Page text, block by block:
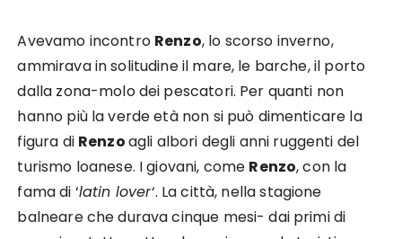
Avevamo incontro Renzo, lo scorso inverno,
ammirava in solitudine il mare, le barche, il porto
dalla zona-molo dei pescatori. Per quanti non
hanno più la verde età non si può dimenticare la
figura di Renzoagli albori degli anni ruggenti del
turismo loanese. I giovani, come Renzo, con la
fama di ‘latin lover‘. La città, nella stagione
balneare che durava cinque mesi- dai primi di